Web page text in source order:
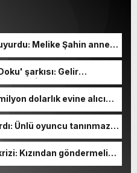
Melike Şahin anne
şarkısı: Gelir
Vakfı'na bağışlanacak
dolarlık evine alıcı
Ünlü oyuncu tanınmaz
Kızından göndermeli